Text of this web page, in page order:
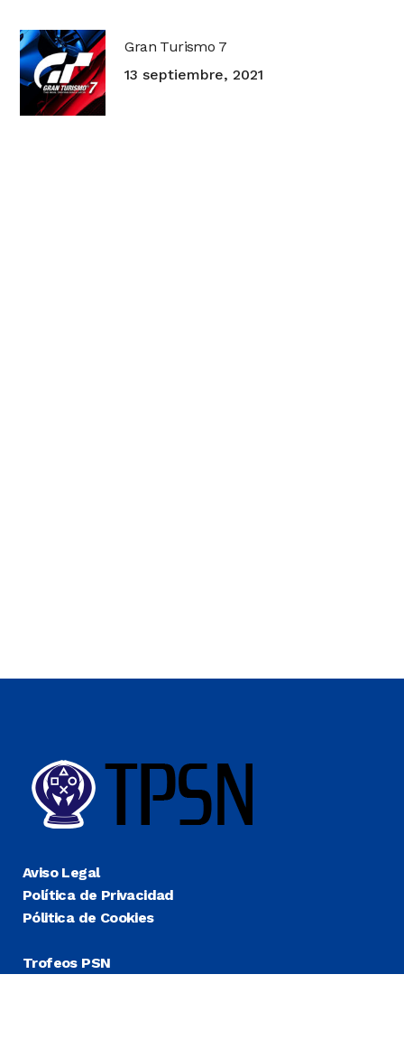
Gran Turismo 7
13 septiembre, 2021
Aviso Legal
Política de Privacidad
Pólitica de Cookies
Trofeos PSN